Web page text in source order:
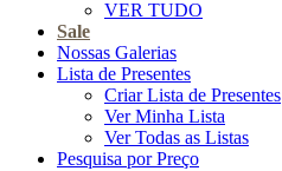
VER TUDO
Sale
Nossas Galerias
Lista de Presentes
Criar Lista de Presentes
Ver Minha Lista
Ver Todas as Listas
Pesquisa por Preço